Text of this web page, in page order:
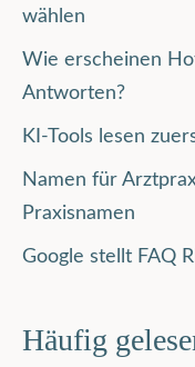
wählen
Wie erscheinen
Antworten?
KI-Tools lesen
Namen für
Praxisnamen
Google stellt FAQ
Häufig